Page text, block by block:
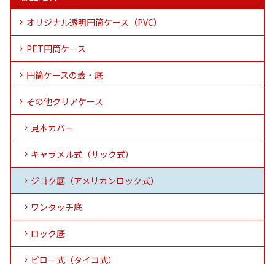
オリジナル透明円筒ケース（PVC）
PET円筒ケース
円筒ケースの蓋・底
その他クリアケース
見本カバー
キャラメル式（サック式）
ジゴク底（アメリカンロック式）
ワンタッチ底
ロック底
ピロー式（タイコ式）